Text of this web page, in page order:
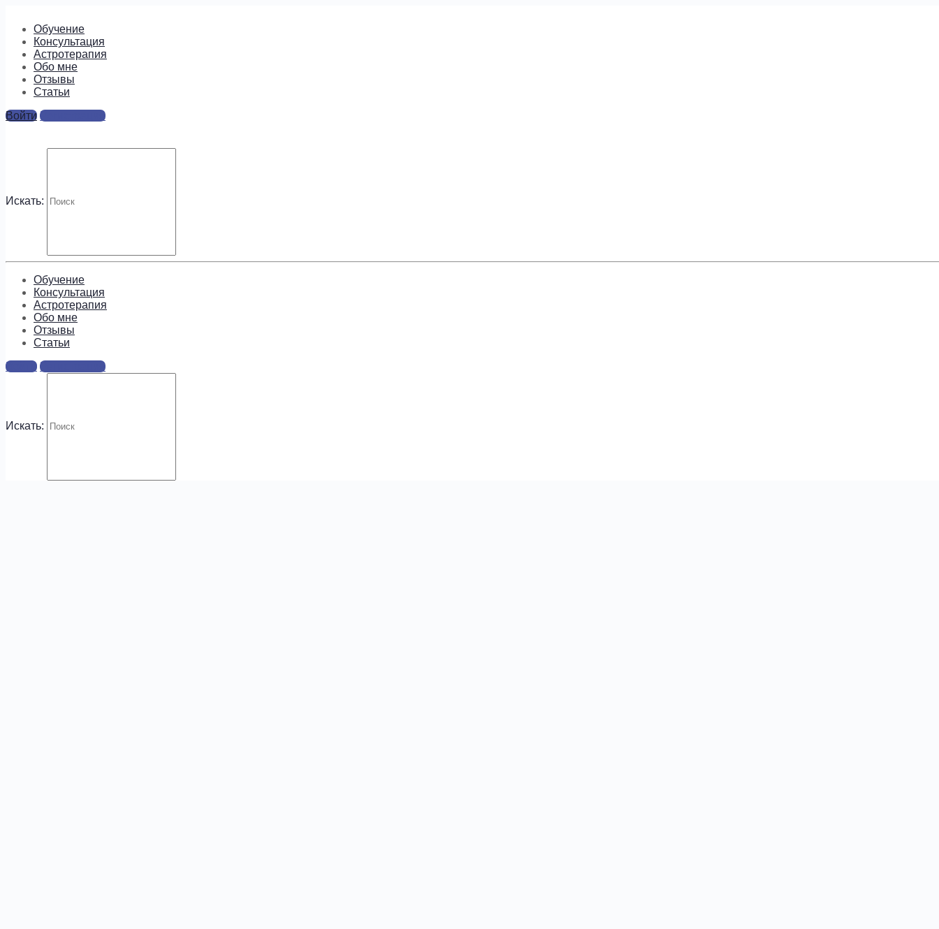
Обучение
Консультация
Астротерапия
Обо мне
Отзывы
Cтатьи
Войти Регистрация
Искать:
Обучение
Консультация
Астротерапия
Обо мне
Отзывы
Cтатьи
Войти Регистрация
Искать:
rahu_ketu
Подпишитесь, чтобы получать
информацию о предложениях и
новых курсах!